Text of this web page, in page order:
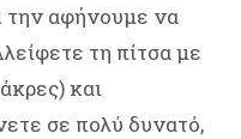
την αφήνουμε να
τη πίτσα με
και
σε πολύ δυνατό,